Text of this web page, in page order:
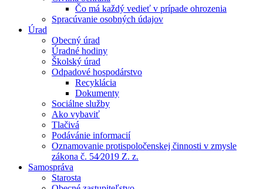
Čo má každý vedieť v prípade ohrozenia
Spracúvanie osobných údajov
Úrad
Obecný úrad
Úradné hodiny
Školský úrad
Odpadové hospodárstvo
Recyklácia
Dokumenty
Sociálne služby
Ako vybaviť
Tlačivá
Podávánie informacií
Oznamovanie protispoločenskej činnosti v zmysle
zákona č. 54⁄2019 Z. z.
Samospráva
Starosta